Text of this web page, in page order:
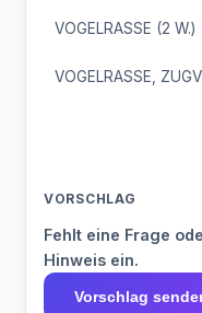
VOGELRASSE (2 W.)
VOGELRASSE,
VORSCHLAG
Fehlt eine Frage
Hinweis ein.
Vorschlag